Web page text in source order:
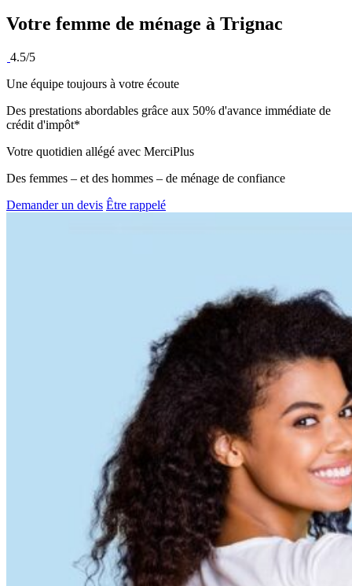
Votre femme de ménage à Trignac
4.5/5
Une équipe toujours à votre écoute
Des prestations abordables grâce aux 50% d'avance immédiate de
crédit d'impôt*
Votre quotidien allégé avec MerciPlus
Des femmes – et des hommes – de ménage de confiance
Demander un devis Être rappelé